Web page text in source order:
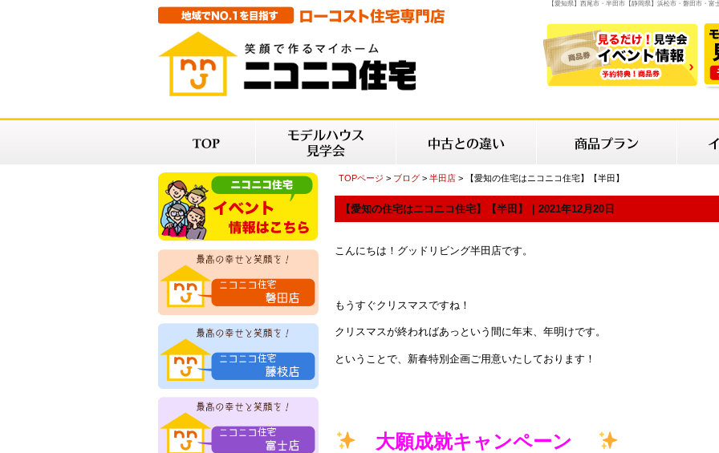
【愛知県】西尾市・半田市【静岡県】浜松市・磐田市・
TOPページ > ブログ > 半田店 > 【愛知の住宅はニコニコ住宅】【半田】
【愛知の住宅はニコニコ住宅】【半田】｜2021年12月20日
こんにちは！グッドリビング半田店です。
もうすぐクリスマスですね！
クリスマスが終わればあっという間に年末、年明けです。
ということで、新春特別企画ご用意いたしております！
大願成就キャンペーン